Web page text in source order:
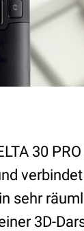
30
sehr
3D-